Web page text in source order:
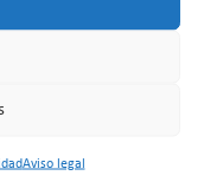
Aviso legal